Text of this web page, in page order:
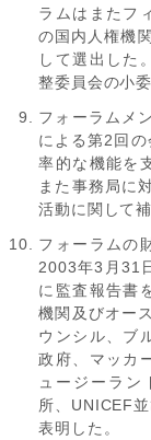
ラムはまたフ
の国内人権機
して選出した
整委員会の小
フォーラムメ
による第2回
率的な機能を
また事務局に
活動に関して
フォーラムの
2003年3月31
に監査報告書
機関及びオー
ウンシル、ブ
政府、マッカ
ュージーラ
所、UNICEF
表明した。